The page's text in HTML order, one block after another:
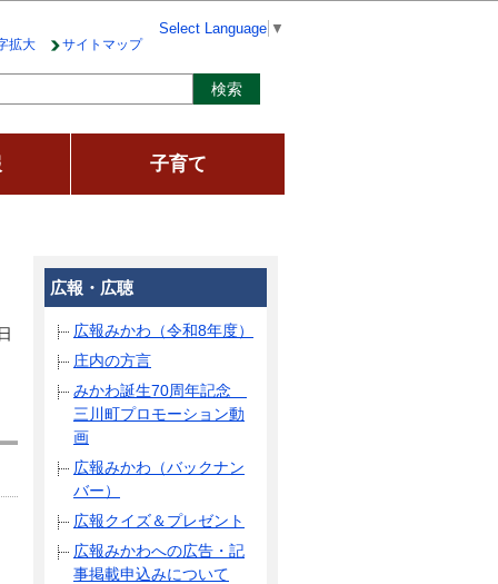
拡大 サイトマップ
Select Language ▼
子育て
広報・広聴
広報みかわ（令和8年度）
庄内の方言
みかわ誕生70周年記念
三川町プロモーション動
画
広報みかわ（バックナン
バー）
広報クイズ＆プレゼント
広報みかわへの広告・記
事掲載申込みについて